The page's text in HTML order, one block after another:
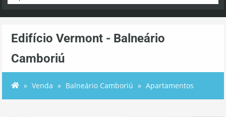
Edifício Vermont - Balneário
Camboriú
Venda Balneário Camboriú Apartamentos